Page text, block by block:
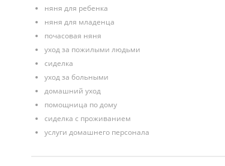
няня для ребенка
няня для младенца
почасовая няня
уход за пожилыми людьми
сиделка
уход за больными
домашний уход
помощница по дому
сиделка с проживанием
услуги домашнего персонала